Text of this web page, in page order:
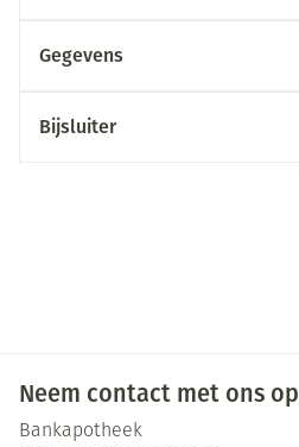
Gegevens
Bijsluiter
Neem contact met ons op
Bankapotheek